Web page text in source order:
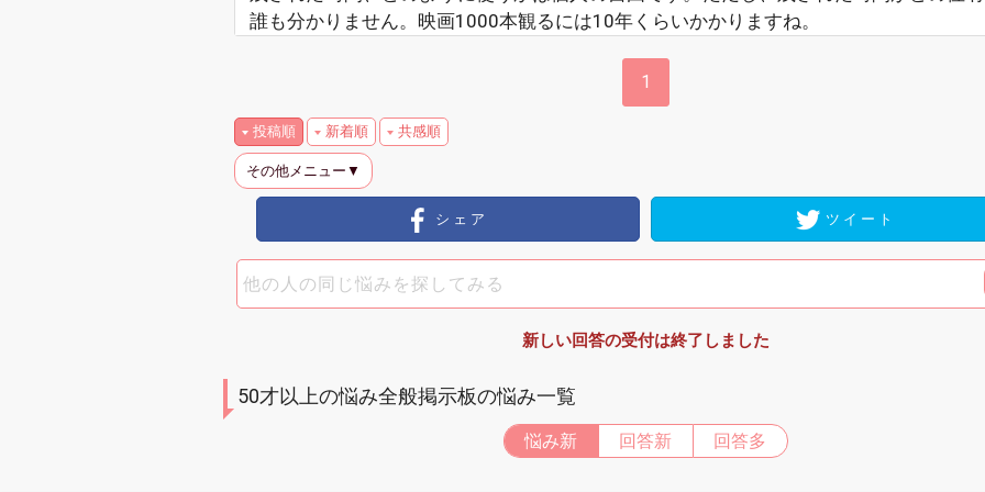
誰も分かりません。映画1000本観るには10年くらいかかりますね。
1
投稿順 新着順 共感順
その他メニュー▼
シェア ツイート
新しい回答の受付は終了しました
50才以上の悩み全般掲示板の悩み一覧
悩み新 回答新 回答多